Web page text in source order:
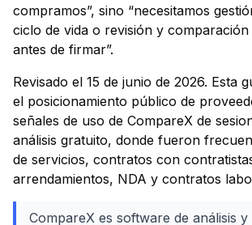
compramos”, sino “necesitamos
ciclo de vida o revisión y comparación
antes de firmar”.
Revisado el 15 de junio de 2026. Esta
el posicionamiento público de
señales de uso de CompareX de
análisis gratuito, donde fueron
de servicios, contratos con
arrendamientos, NDA y contratos
CompareX es software de análisis